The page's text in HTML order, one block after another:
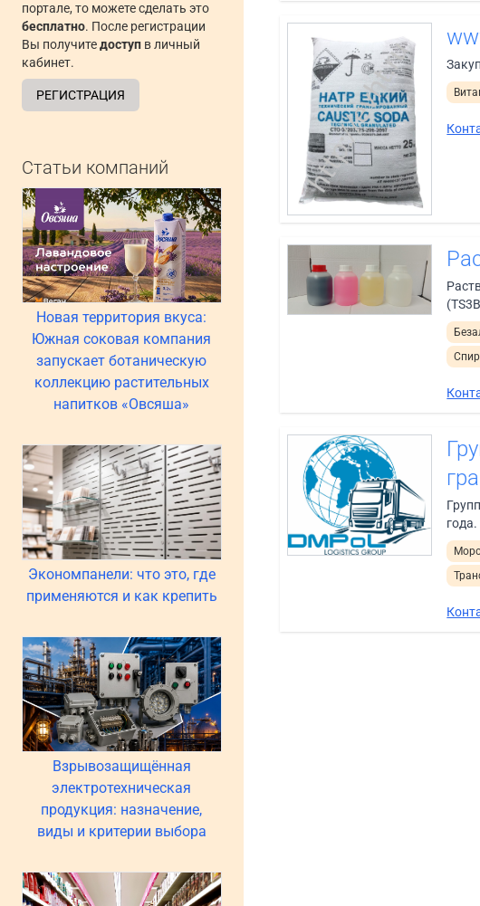
портале, то можете сделать это
бесплатно. После регистрации
Вы получитедоступ в личный
кабинет.
РЕГИСТРАЦИЯ
Статьи компаний
Новая территория вкуса:
Южная соковая компания
запускает ботаническую
коллекцию растительных
напитков «Овсяша»
Экономпанели: что это, где
применяются и как крепить
Взрывозащищённая
электротехническая
продукция: назначение,
виды и критерии выбора